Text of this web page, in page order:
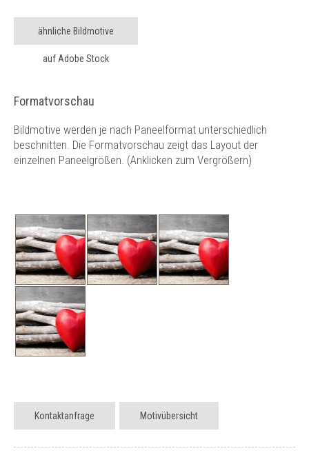
ähnliche Bildmotive
auf Adobe Stock
Formatvorschau
Bildmotive werden je nach Paneelformat unterschiedlich
beschnitten. Die Formatvorschau zeigt das Layout der
einzelnen Paneelgrößen. (Anklicken zum Vergrößern)
Kontaktanfrage Motivübersicht